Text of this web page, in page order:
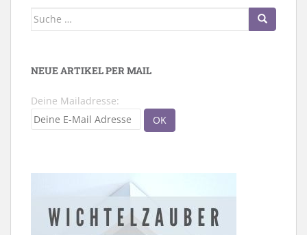
Suche
NEUE ARTIKEL PER MAIL
Deine Mailadresse: